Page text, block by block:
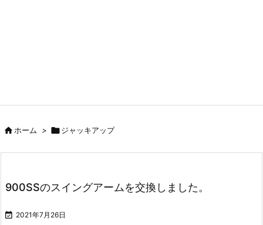
ホーム > ジャッキアップ
900SSのスイングアームを交換しました。
 2021年7月26日